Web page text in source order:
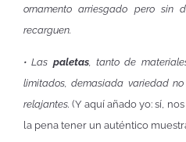
ornamento arriesgado pero sin
recarguen.
• Las paletas, tanto de
limitados, demasiada variedad
relajantes.(Y aquí añado yo: sí,
la pena tener un auténtico